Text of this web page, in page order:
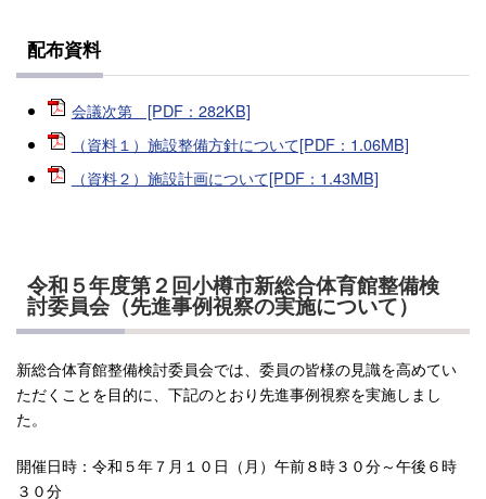
配布資料
会議次第 [PDF：282KB]
（資料１）施設整備方針について[PDF：1.06MB]
（資料２）施設計画について[PDF：1.43MB]
令和５年度第２回小樽市新総合体育館整備検
討委員会（先進事例視察の実施について）
新総合体育館整備検討委員会では、委員の皆様の見識を高めてい
ただくことを目的に、下記のとおり先進事例視察を実施しまし
た。
開催日時：令和５年７月１０日（月）午前８時３０分～午後６時
３０分